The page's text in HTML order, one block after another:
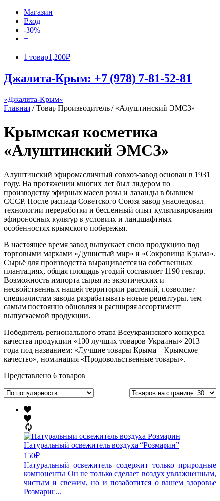
Магазин
Вход
-30%
+
1 товар1,200₽
Джалита-Крым: +7 (978) 7-81-52-81
«Джалита-Крым»
Главная / Товар Производитель / «Алуштинский ЭМСЗ»
Крымская косметика
«Алуштинский ЭМСЗ»
Алуштинский эфиромасличный совхоз-завод основан в 1931
году. На протяжении многих лет был лидером по
производству эфирных масел розы и лаванды в бывшем
СССР. После распада Советского Союза завод унаследовал
технологии переработки и бесценный опыт культивирования
эфироносных культур в условиях и ландшафтных
особенностях крымского побережья.
В настоящее время завод выпускает свою продукцию под
торговыми марками «Душистый мир» и «Сокровища Крыма».
Сырьё для производства выращивается на собственных
плантациях, общая площадь угодий составляет 1190 гектар.
Возможность импорта сырья из экзотических и
несвойственных нашей территории растений, позволяет
специалистам завода разрабатывать новые рецептуры, тем
самым постоянно обновляя и расширяя ассортимент
выпускаемой продукции.
Победитель регионального этапа Всеукраинского конкурса
качества продукции «100 лучших товаров Украины» 2013
года под названием: «Лучшие товары Крыма – Крымское
качество», номинация «Продовольственные товары».
Представлено 6 товаров
Натуральный освежитель воздуха “Розмарин”
150₽
Натуральный освежитель содержит только природные
компоненты Он не только сделает воздух увлажненным,
чистым и свежим, но и позаботится о вашем здоровье
Розмарин...